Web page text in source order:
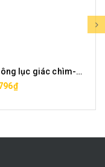
Bu lông lục giác chìm-M24x70